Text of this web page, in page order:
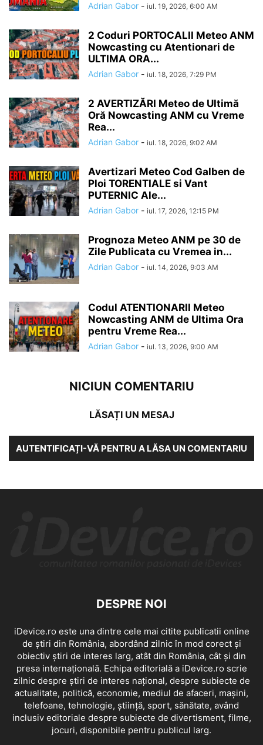
Adrian Gabor - iul. 19, 2026, 6:00 AM
2 Coduri PORTOCALII Meteo ANM
Nowcasting cu Atentionari de
ULTIMA ORA...
Adrian Gabor - iul. 18, 2026, 7:29 PM
2 AVERTIZĂRI Meteo de Ultimă
Oră Nowcasting ANM cu Vreme
Rea...
Adrian Gabor - iul. 18, 2026, 9:02 AM
Avertizari Meteo Cod Galben de
Ploi TORENTIALE si Vant
PUTERNIC Ale...
Adrian Gabor - iul. 17, 2026, 12:15 PM
Prognoza Meteo ANM pe 30 de
Zile Publicata cu Vremea in...
Adrian Gabor - iul. 14, 2026, 9:03 AM
Codul ATENTIONARII Meteo
Nowcasting ANM de Ultima Ora
pentru Vreme Rea...
Adrian Gabor - iul. 13, 2026, 9:00 AM
NICIUN COMENTARIU
LĂSAȚI UN MESAJ
AUTENTIFICAȚI-VĂ PENTRU A LĂSA UN COMENTARIU
DESPRE NOI
iDevice.ro este una dintre cele mai citite publicatii online
de știri din România, abordând zilnic în mod corect și
obiectiv știri de interes larg, atât din România, cât și din
presa internațională. Echipa editorială a iDevice.ro scrie
zilnic despre știri de interes național, despre subiecte de
actualitate, politică, economie, mediul de afaceri, mașini,
telefoane, tehnologie, știință, sport, sănătate, având
inclusiv editoriale despre subiecte de divertisment, filme,
jocuri, disponibile pentru publicul larg.